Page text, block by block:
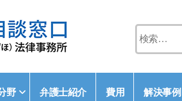
野 弁護士紹介 費用 解決事例